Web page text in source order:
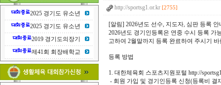
2025 경기도 유소년
2025 경기도 유소년
2019 경기도의장기
제41회 회장배학교
http://sportsg1.or.kr [2755]
[알림] 2026년도 선수, 지도자, 심판 등록 안
2026년도 경기인등록은 연중 수시 등록
고하여 2월말까지 등록 완료하여 주시기 바
등록 방법
1. 대한체육회 스포츠지원포털 http://
- 회원 가입 및 경기인등록 신청(등록비 결